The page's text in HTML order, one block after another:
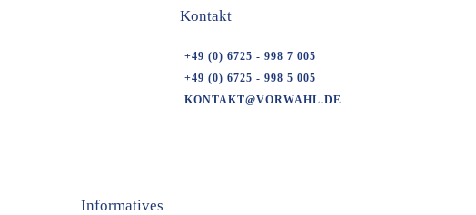
Kontakt
+49 (0) 6725 - 998 7 005
+49 (0) 6725 - 998 5 005
KONTAKT@VORWAHL.DE
Informatives